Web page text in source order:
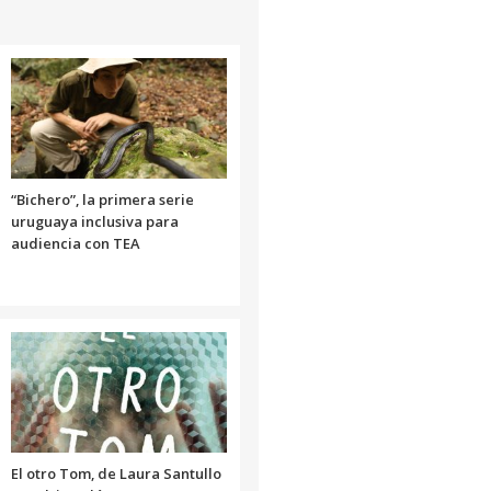
disminuir
el
volumen.
“Bichero”, la primera serie
uruguaya inclusiva para
audiencia con TEA
El otro Tom, de Laura Santullo